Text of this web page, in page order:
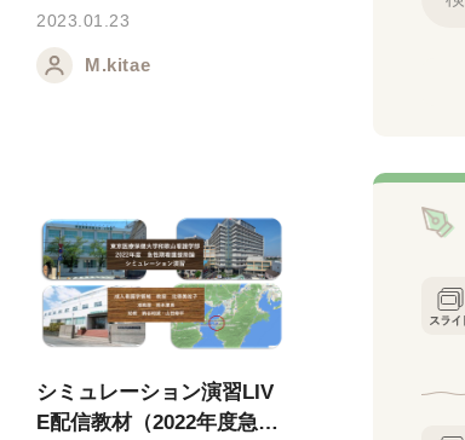
2023.01.23
M.kitae
シミュレーション演習LIV
E配信教材（2022年度急性